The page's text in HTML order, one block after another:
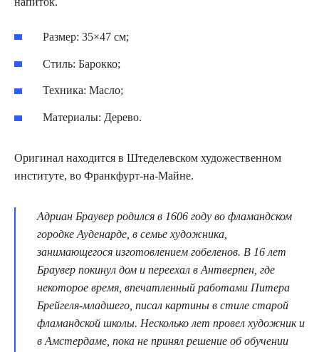
Размер: 35×47 см;
Стиль: Барокко;
Техника: Масло;
Материалы: Дерево.
Оригинал находится в Штеделевском художественном
институте, во Франкфурт-на-Майне.
Адриан Браувер родился в 1606 году во фламандском
городке Ауденарде, в семье художника,
занимающегося изготовлением гобеленов. В 16 лет
Браувер покинул дом и переехал в Антверпен, где
некоторое время, впечатленный работами Питера
Брейгеля-младшего, писал картины в стиле старой
фламандской школы. Несколько лет провел художник и
в Амстердаме, пока не принял решение об обучении